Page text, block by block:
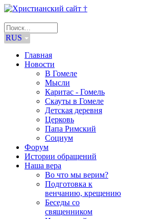
RUS
Главная
Новости
В Гомеле
Мысли
Каритас - Гомель
Скауты в Гомеле
Детская деревня
Церковь
Папа Римский
Социум
Форум
Истории обращений
Наша вера
Во что мы верим?
Подготовка к
венчанию, крещению
Беседы со
священником